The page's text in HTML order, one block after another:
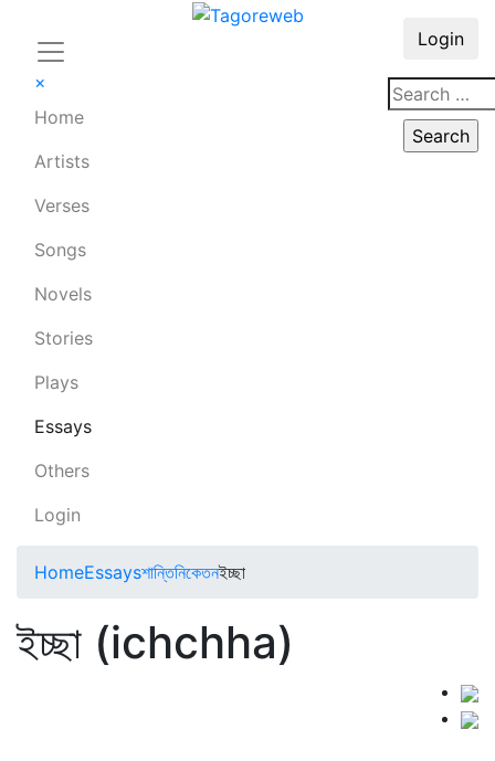
×
Home
Artists
Verses
Songs
Novels
Stories
Plays
Essays
Others
Login
Login
HomeEssaysশান্তিনিকেতনইচ্ছা
ইচ্ছা (ichchha)